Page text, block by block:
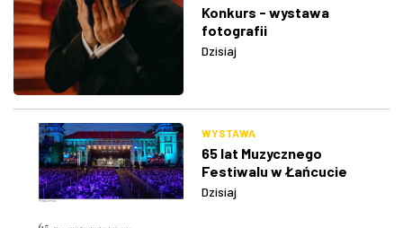
Konkurs - wystawa
fotografii
Dzisiaj
WYSTAWA
65 lat Muzycznego
Festiwalu w Łańcucie
Dzisiaj